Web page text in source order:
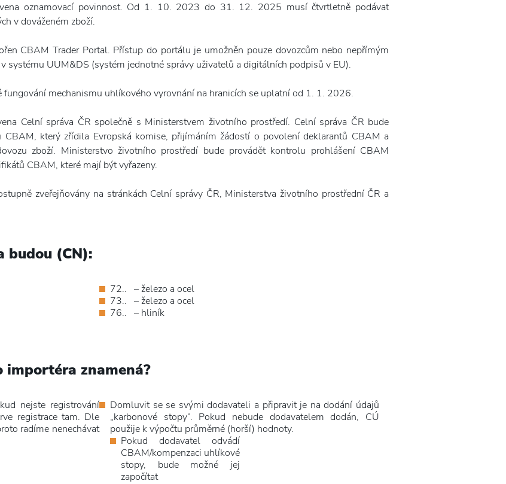
oznamovací povinnost. Od 1. 10. 2023 do 31. 12. 2025 musí čtvrtletně podávat
v dováženém zboží.
CBAM Trader Portal. Přístup do portálu je umožněn pouze dovozcům nebo nepřímým
systému UUM&DS (systém jednotné správy uživatelů a digitálních podpisů v EU).
mechanismu uhlíkového vyrovnání na hranicích se uplatní od 1. 1. 2026.
Celní správa ČR společně s Ministerstvem životního prostředí. Celní správa ČR bude
který zřídila Evropská komise, přijímáním žádostí o povolení deklarantů CBAM a
zboží. Ministerstvo životního prostředí bude provádět kontrolu prohlášení CBAM
CBAM, které mají být vyřazeny.
zveřejňovány na stránkách Celní správy ČR, Ministerstva životního prostřední ČR a
budou (CN):
72.. – železo a ocel
73.. – železo a ocel
76.. – hliník
importéra znamená?
nejste registrování
registrace tam. Dle
radíme nenechávat
Domluvit se se svými dodavateli a připravit je na dodání údajů
„karbonové stopy“. Pokud nebude dodavatelem dodán, CÚ
použije k výpočtu průměrné (horší) hodnoty.
Pokud dodavatel odvádí
CBAM/kompenzaci uhlíkové
stopy, bude možné jej
započítat